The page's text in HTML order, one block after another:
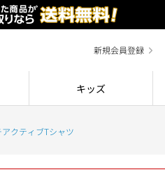
新規会員登録
キッズ
クティブTシャツ